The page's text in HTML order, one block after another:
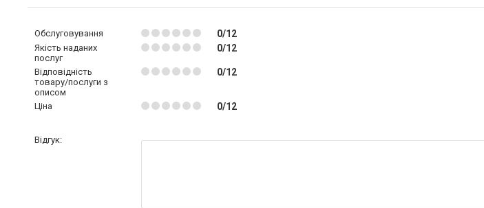
Обслуговування 0/12
Якість наданих
послуг
0/12
Відповідність
товару/послуги з
описом
0/12
Ціна 0/12
Відгук: